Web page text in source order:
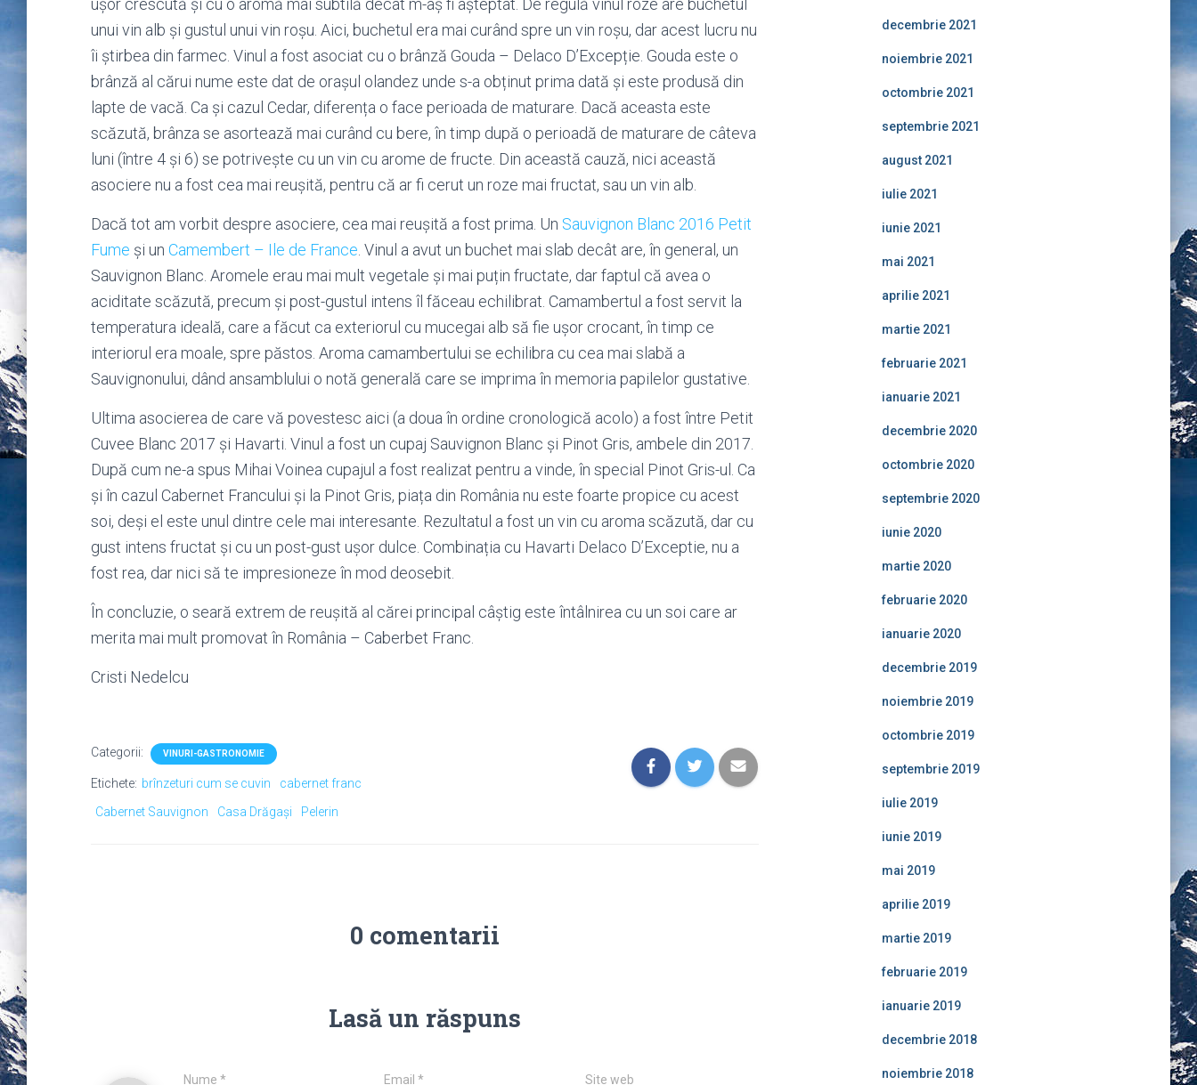
ușor crescută și cu o aromă mai subtilă decât m-aș fi așteptat. De regulă vinul roze are buchetul
unui vin alb și gustul unui vin roșu. Aici, buchetul era mai curând spre un vin roșu, dar acest lucru nu
îi știrbea din farmec. Vinul a fost asociat cu o brânză Gouda – Delaco D’Excepție. Gouda este o
brânză al cărui nume este dat de orașul olandez unde s-a obținut prima dată și este produsă din
lapte de vacă. Ca și cazul Cedar, diferența o face perioada de maturare. Dacă aceasta este
scăzută, brânza se asortează mai curând cu bere, în timp după o perioadă de maturare de câteva
luni (între 4 și 6) se potriveşte cu un vin cu arome de fructe. Din această cauză, nici această
asociere nu a fost cea mai reușită, pentru că ar fi cerut un roze mai fructat, sau un vin alb.
Dacă tot am vorbit despre asociere, cea mai reușită a fost prima. Un Sauvignon Blanc 2016 Petit
Fume și un Camembert – Ile de France . Vinul a avut un buchet mai slab decât are, în general, un
Sauvignon Blanc. Aromele erau mai mult vegetale și mai puțin fructate, dar faptul că avea o
aciditate scăzută, precum și post-gustul intens îl făceau echilibrat. Camambertul a fost servit la
temperatura ideală, care a făcut ca exteriorul cu mucegai alb să fie ușor crocant, în timp ce
interiorul era moale, spre păstos. Aroma camambertului se echilibra cu cea mai slabă a
Sauvignonului, dând ansamblului o notă generală care se imprima în memoria papilelor gustative.
Ultima asocierea de care vă povestesc aici (a doua în ordine cronologică acolo) a fost între Petit
Cuvee Blanc 2017 și Havarti. Vinul a fost un cupaj Sauvignon Blanc și Pinot Gris, ambele din 2017.
După cum ne-a spus Mihai Voinea cupajul a fost realizat pentru a vinde, în special Pinot Gris-ul. Ca
și în cazul Cabernet Francului și la Pinot Gris, piața din România nu este foarte propice cu acest
soi, deși el este unul dintre cele mai interesante. Rezultatul a fost un vin cu aroma scăzută, dar cu
gust intens fructat și cu un post-gust ușor dulce. Combinația cu Havarti Delaco D’Exceptie, nu a
fost rea, dar nici să te impresioneze în mod deosebit.
În concluzie, o seară extrem de reușită al cărei principal câștig este întâlnirea cu un soi care ar
merita mai mult promovat în România – Caberbet Franc.
Cristi Nedelcu
Categorii: VINURI-GASTRONOMIE
Etichete: brînzeturi cum se cuvin
cabernet franc
Cabernet Sauvignon
Casa Drăgași Pelerin
0 comentarii
Lasă un răspuns
Nume * Email* Site web
decembrie 2021
noiembrie 2021
octombrie 2021
septembrie 2021
august 2021
iulie 2021
iunie 2021
mai 2021
aprilie 2021
martie 2021
februarie 2021
ianuarie 2021
decembrie 2020
octombrie 2020
septembrie 2020
iunie 2020
martie 2020
februarie 2020
ianuarie 2020
decembrie 2019
noiembrie 2019
octombrie 2019
septembrie 2019
iulie 2019
iunie 2019
mai 2019
aprilie 2019
martie 2019
februarie 2019
ianuarie 2019
decembrie 2018
noiembrie 2018